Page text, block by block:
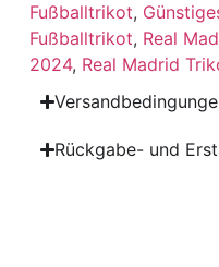
Fußballtrikot,
Fußballtrikot, Real
2024, Real Madrid
Rückgabe- und